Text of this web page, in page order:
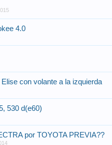
4.0
con volante a la izquierda
530 d(e60)
por TOYOTA PREVIA??